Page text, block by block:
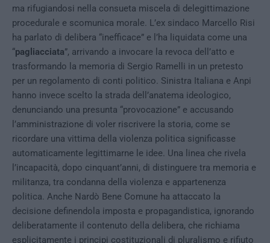
ma rifugiandosi nella consueta miscela di delegittimazione
procedurale e scomunica morale. L’ex sindaco Marcello Risi
ha parlato di delibera “inefficace” e l’ha liquidata come una
“pagliacciata”, arrivando a invocare la revoca dell’atto e
trasformando la memoria di Sergio Ramelli in un pretesto
per un regolamento di conti politico. Sinistra Italiana e Anpi
hanno invece scelto la strada dell’anatema ideologico,
denunciando una presunta “provocazione” e accusando
l’amministrazione di voler riscrivere la storia, come se
ricordare una vittima della violenza politica significasse
automaticamente legittimarne le idee. Una linea che rivela
l’incapacità, dopo cinquant’anni, di distinguere tra memoria e
militanza, tra condanna della violenza e appartenenza
politica. Anche Nardò Bene Comune ha attaccato la
decisione definendola imposta e propagandistica, ignorando
deliberatamente il contenuto della delibera, che richiama
esplicitamente i principi costituzionali di pluralismo e rifiuto